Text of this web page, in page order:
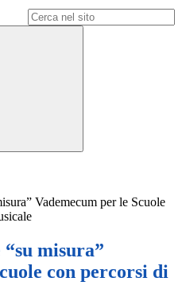
Vademecum per le Scuole
misura”
con percorsi di